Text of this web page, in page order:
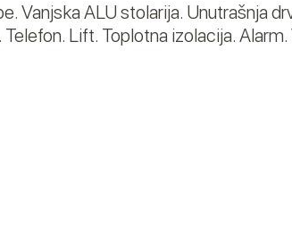
Vanjska ALU stolarija. Unutrašnja
Lift. Toplotna izolacija.